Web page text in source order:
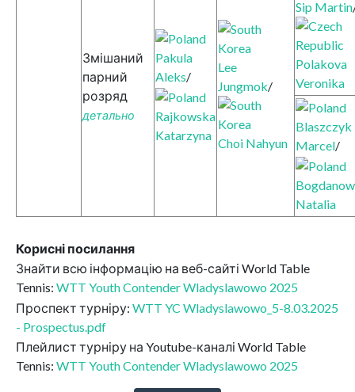
Змішаний
парний
розряд
детально
Pakula
Aleks/
Rajkowska
Katarzyna
Lee
Jungmok/
Choi Nahyun
Sip Martin
Polakova
Veronika
Blaszczyk
Marcel/
Natalia
Корисні посилання
Знайти всю інформацію на веб-сайті World Table
Tennis: WTT Youth Contender Wladyslawowo 2025
Проспект турніру: WTT YC Wladyslawowo_5-8.03.2025
- Prospectus.pdf
Плейлист турніру на Youtube-каналі World Table
Tennis: WTT Youth Contender Wladyslawowo 2025